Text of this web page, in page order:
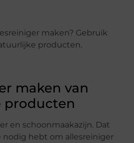
maken? Gebruik
producten.
maken van
producten
en schoonmaakazijn. Dat
nodig hebt om allesreiniger